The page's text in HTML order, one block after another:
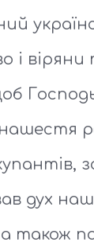
і віряни
дух
а також